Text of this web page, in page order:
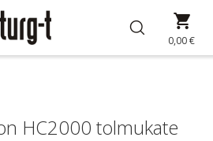
0,00 €
HC2000 tolmukate